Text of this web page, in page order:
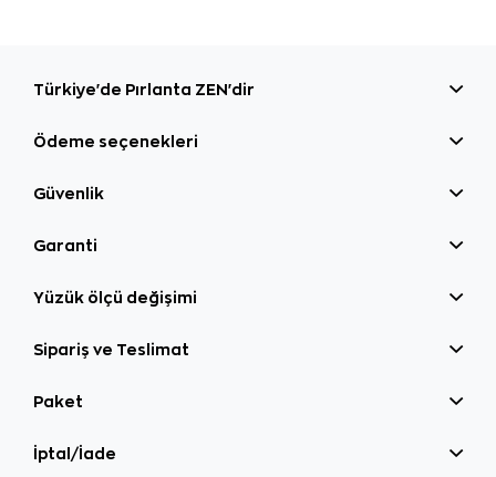
Türkiye'de Pırlanta ZEN'dir
Ödeme seçenekleri
Güvenlik
Garanti
Yüzük ölçü değişimi
Sipariş ve Teslimat
Paket
İptal/İade